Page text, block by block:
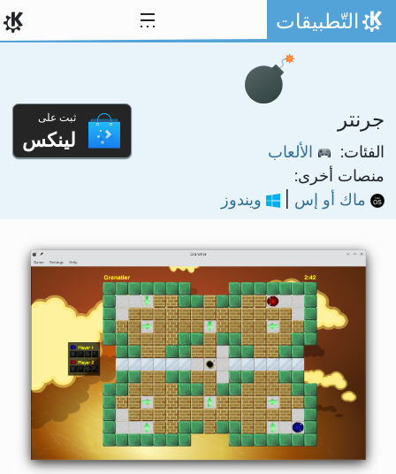
تخط المحتوى
الصفحة الرئيسة
التّطبيقات
جرنتر
الفئات:
الألعاب
منصات أخرى:
ماك أو إس
| ويندوز
ثبت على
لينكس